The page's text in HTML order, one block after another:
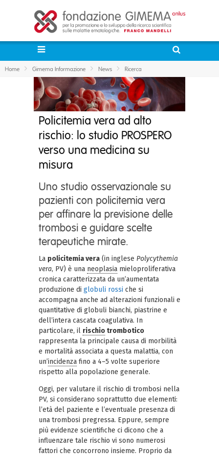
Home Gimema Informazione News Ricerca
Policitemia vera ad alto
rischio: lo studio PROSPERO
verso una medicina su
misura
Uno studio osservazionale su
pazienti con policitemia vera
per affinare la previsione delle
trombosi e guidare scelte
terapeutiche mirate.
La policitemia vera (in inglese Polycythemia
vera, PV) è una neoplasia mieloproliferativa
cronica caratterizzata da un’aumentata
produzione di globuli rossi che si
accompagna anche ad alterazioni funzionali e
quantitative di globuli bianchi, piastrine e
dell’intera cascata coagulativa. In
particolare, il rischio trombotico
rappresenta la principale causa di morbilità
e mortalità associata a questa malattia, con
un’incidenza fino a 4–5 volte superiore
rispetto alla popolazione generale.
Oggi, per valutare il rischio di trombosi nella
PV, si considerano soprattutto due elementi:
l’età del paziente e l’eventuale presenza di
una trombosi pregressa. Eppure, sempre
più evidenze scientifiche ci dicono che a
influenzare tale rischio vi sono numerosi
fattori che concorrono insieme. Proprio da